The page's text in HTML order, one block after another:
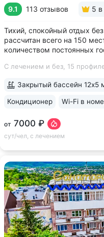
9.1 113 отзывов 5
Тихий, спокойный отдых
рассчитан всего на 150
количеством постоянных
до Грязелечебницы им.
С лечением и без, 15
от 7000 ₽
сут/чел, с лечением
Закрытый бассейн 12х5
Кондиционер Wi-Fi в